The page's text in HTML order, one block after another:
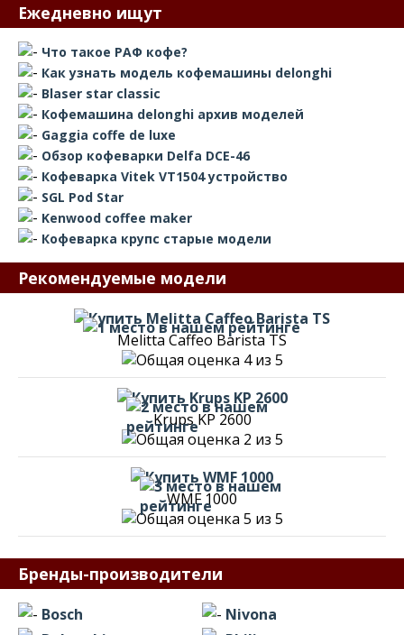
Ежедневно ищут
Что такое РАФ кофе?
Как узнать модель кофемашины delonghi
Blaser star classic
Кофемашина delonghi архив моделей
Gaggia coffe de luxe
Обзор кофеварки Delfa DCE-46
Кофеварка Vitek VT1504 устройство
SGL Pod Star
Kenwood coffee maker
Кофеварка крупс старые модели
Рекомендуемые модели
Melitta Caffeo Barista TS
Krups KP 2600
WMF 1000
Бренды-производители
Bosch
Nivona